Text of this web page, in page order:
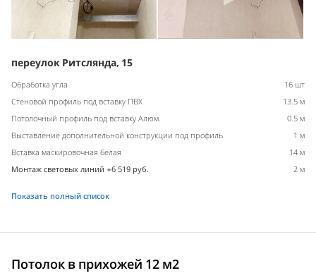
переулок Ритслянда, 15
Обработка угла
16 шт
Стеновой профиль под вставку ПВХ
13.5 м
Потолочный профиль под вставку Алюм.
0.5 м
Выставление дополнительной конструкции под профиль
1 м
Вставка маскировочная белая
14 м
Монтаж световых линий +6 519 руб.
2 м
Показать полный список
Потолок в прихожей 12 м2